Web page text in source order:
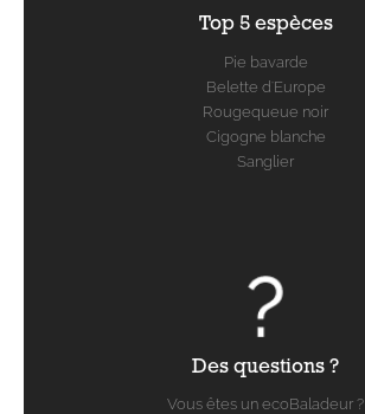
Top 5 espèces
Pie bavarde
Belette d'Europe
Rougequeue noir
Cigogne blanche
Sanglier
Des questions ?
Vous êtes un ecoBaladeur ?